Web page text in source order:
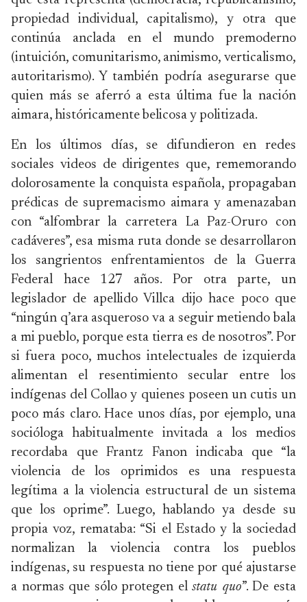
propiedad individual, capitalismo), y otra que
continúa anclada en el mundo premoderno
(intuición, comunitarismo, animismo, verticalismo,
autoritarismo). Y también podría asegurarse que
quien más se aferró a esta última fue la nación
aimara, históricamente belicosa y politizada.
En los últimos días, se difundieron en redes
sociales videos de dirigentes que, rememorando
dolorosamente la conquista española, propagaban
prédicas de supremacismo aimara y amenazaban
con “alfombrar la carretera La Paz-Oruro con
cadáveres”, esa misma ruta donde se desarrollaron
los sangrientos enfrentamientos de la Guerra
Federal hace 127 años. Por otra parte, un
legislador de apellido Villca dijo hace poco que
“ningún q’ara asqueroso va a seguir metiendo bala
a mi pueblo, porque esta tierra es de nosotros”. Por
si fuera poco, muchos intelectuales de izquierda
alimentan el resentimiento secular entre los
indígenas del Collao y quienes poseen un cutis un
poco más claro. Hace unos días, por ejemplo, una
socióloga habitualmente invitada a los medios
recordaba que Frantz Fanon indicaba que “la
violencia de los oprimidos es una respuesta
legítima a la violencia estructural de un sistema
que los oprime”. Luego, hablando ya desde su
propia voz, remataba: “Si el Estado y la sociedad
normalizan la violencia contra los pueblos
indígenas, su respuesta no tiene por qué ajustarse
a normas que sólo protegen elstatu quo”. De esta